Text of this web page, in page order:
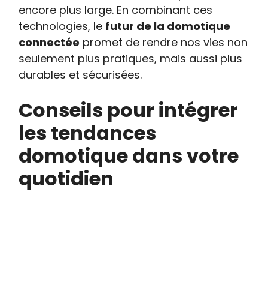
encore plus large. En combinant ces
technologies, le futur de la domotique
connectée promet de rendre nos vies non
seulement plus pratiques, mais aussi plus
durables et sécurisées.
Conseils pour intégrer
les tendances
domotique dans votre
quotidien